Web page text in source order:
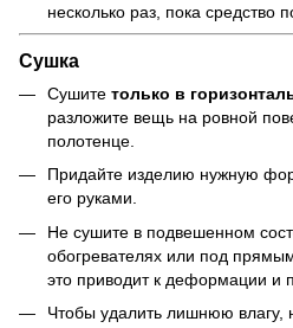
несколько раз, пока средство
Сушка
Сушите только в
разложите вещь на ровной
полотенце.
Придайте изделию нужную
его руками.
Не сушите в подвешенном
обогревателях или под
это приводит к деформации и
Чтобы удалить лишнюю влагу,